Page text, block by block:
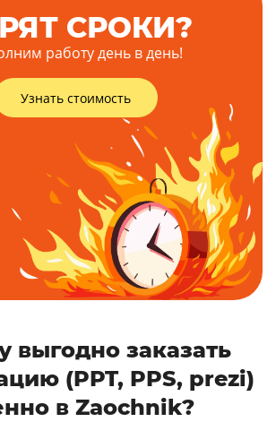
СРОКИ?
работу день в день!
Узнать стоимость
выгодно заказать
(PPT, PPS, prezi)
в Zaochnik?